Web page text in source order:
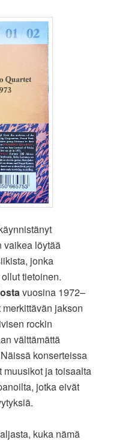
vaikea löytää
jonka
tietoinen.
vuosina 1972–
jakson
rockin
välttämättä
konserteissa
ja toisaalta
jotka eivät
kuka nämä